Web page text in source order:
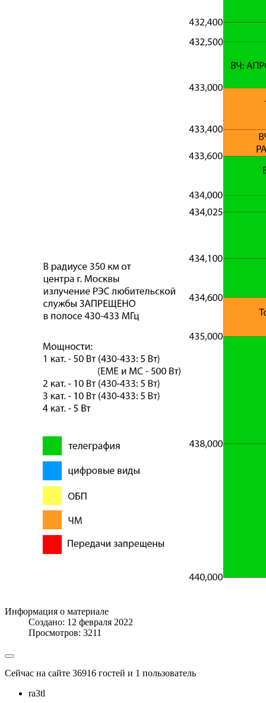
Информация о материале
Создано: 12 февраля 2022
Просмотров: 3211
Сейчас на сайте 36916 гостей и 1 пользователь
ra3tl